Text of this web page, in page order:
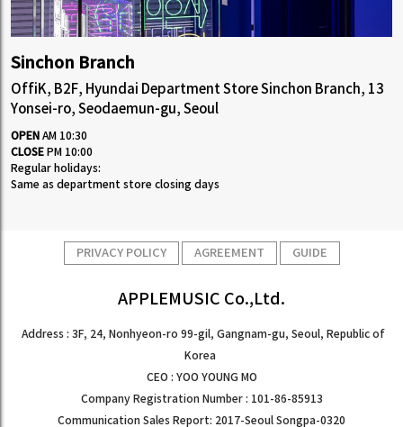
Sinchon Branch
OffiK, B2F, Hyundai Department Store Sinchon Branch, 13
Yonsei-ro, Seodaemun-gu, Seoul
OPEN AM 10:30
CLOSE PM 10:00
Regular holidays:
Same as department store closing days
PRIVACY POLICY AGREEMENT GUIDE
APPLEMUSIC Co.,Ltd.
Address : 3F, 24, Nonhyeon-ro 99-gil, Gangnam-gu, Seoul, Republic of
Korea
CEO : YOO YOUNG MO
Company Registration Number : 101-86-85913
Communication Sales Report: 2017-Seoul Songpa-0320